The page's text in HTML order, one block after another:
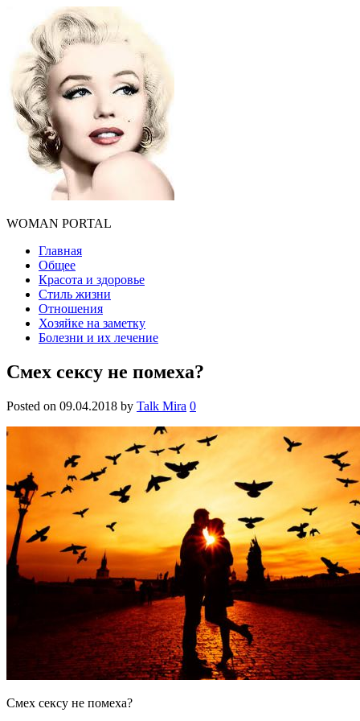
WOMAN PORTAL
Главная
Общее
Красота и здоровье
Стиль жизни
Отношения
Хозяйке на заметку
Болезни и их лечение
Смех сексу не помеха?
Posted on 09.04.2018 by Talk Mira 0
Смех сексу не помеха?